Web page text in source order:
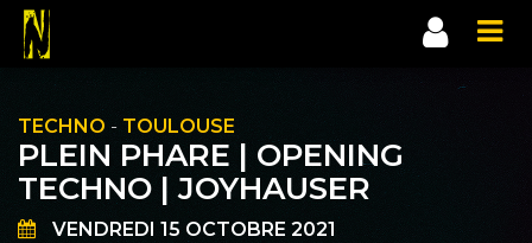
TECHNO - TOULOUSE
PLEIN PHARE | OPENING
TECHNO | JOYHAUSER
VENDREDI 15 OCTOBRE 2021